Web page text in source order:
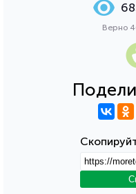
Верно